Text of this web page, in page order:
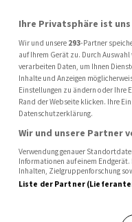
verzeichnet im Juni kräftigen
Juni
des
Ihre Privatsphäre ist
Wir und unsere 293-Partner
auf Ihrem Gerät zu. Durch
verarbeiten Daten, um Ihnen
Inhalte und Anzeigen
Einstellungen zu ändern oder Ihre
Rand der Webseite klicken. Ihre
Datenschutzerklärung.
Wir und unsere Partner
Verwendung genauer
Informationen auf einem
Inhalten, Zielgruppenforschung
Liste der Partner